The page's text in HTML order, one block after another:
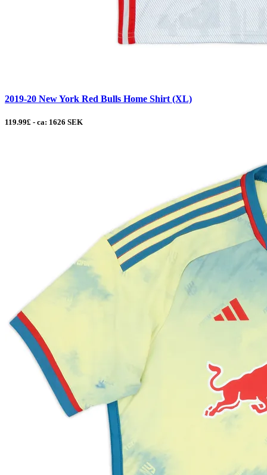
2019-20 New York Red Bulls Home Shirt (XL)
119.99£ - ca: 1626 SEK